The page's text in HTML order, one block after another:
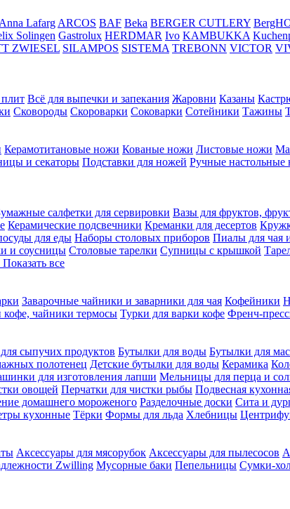
Anna Lafarg ARCOS BAF Beka BERGER CUTLERY
Solingen Gastrolux HERDMAR Ivo KAMBUKKA
ZWIESEL SILAMPOS SISTEMA TREBONN VICTOR
Всё для выпечки и запекания Жаровни Казаны
Сковороды Скороварки Соковарки Сотейники Тажины
Керамотитановые ножи Кованые ножи Листовые ножи
и секаторы Подставки для ножей Ручные настольные
салфетки для сервировки Вазы для фруктов,
Керамические подсвечники Креманки для десертов
для еды Наборы столовых приборов Пиалы для чая
и соусницы Столовые тарелки Супницы с крышкой
Показать все
Заварочные чайники и заварники для чая Кофейники
кофе, чайники термосы Турки для варки кофе Френч-
сыпучих продуктов Бутылки для воды Бутылки для
полотенец Детские бутылки для воды Керамика
для изготовления лапши Мельницы для перца и
овощей Перчатки для чистки рыбы Подвесная
домашнего мороженого Разделочные доски Сита и
кухонные Тёрки Формы для льда Хлебницы
Аксессуары для мясорубок Аксессуары для пылесосов
Zwilling Мусорные баки Пепельницы Сумки-